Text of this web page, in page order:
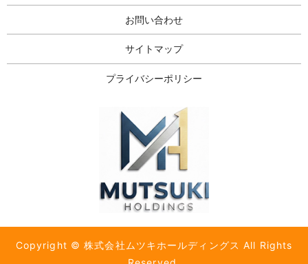
お問い合わせ
サイトマップ
プライバシーポリシー
Copyright © 株式会社ムツキホールディングス All Rights